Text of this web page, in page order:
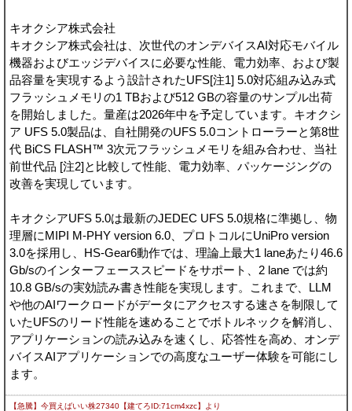
キオクシア株式会社
キオクシア株式会社は、次世代のオンデバイスAI対応モバイル
機器およびエッジデバイスに必要な性能、電力効率、および製
品容量を実現するよう設計されたUFS[注1] 5.0対応組み込み式
フラッシュメモリの1 TBおよび512 GBの容量のサンプル出荷
を開始しました。量産は2026年中を予定しています。キオクシ
ア UFS 5.0製品は、自社開発のUFS 5.0コントローラーと第8世
代 BiCS FLASH™ 3次元フラッシュメモリを組み合わせ、当社
前世代品 [注2]と比較して性能、電力効率、パッケージングの
改善を実現しています。
キオクシアUFS 5.0は最新のJEDEC UFS 5.0規格に準拠し、物
理層にMIPI M-PHY version 6.0、プロトコルにUniPro version
3.0を採用し、HS-Gear6動作では、理論上最大1 laneあたり46.6
Gb/sのインターフェーススピードをサポート、2 lane では約
10.8 GB/sの実効読み書き性能を実現します。これまで、LLM
や他のAIワークロードがデータにアクセスする速さを制限して
いたUFSのリード性能を速めることでボトルネックを解消し、
アプリケーションの読み込みを速くし、応答性を高め、オンデ
バイスAIアプリケーションでの高度なユーザー体験を可能にし
ます。
【急騰】今買えばいい株27340【建てろID:71cm4xzc】 より